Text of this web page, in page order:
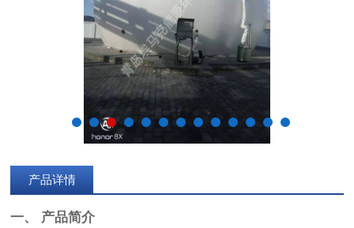
产品详情
一、 产品简介